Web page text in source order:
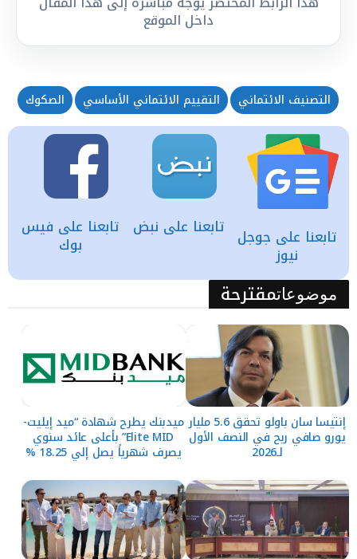
داخل الموقع
التصنيف الائتماني التقييم الائتماني الأساسي الصكوك
تابعنا على فيس
بوك
تابعنا على نبض تابعنا على جوجل
نيوز
موضوعاتمقترحة
إنتيسا سان باولو تحقق 5.6 مليار
يورو صافي ربح في النصف الأول
لـ2026
ميدبنك يطرح شهادة “ميد إيليت-
Elite MID” بأعلى عائد سنوي
يصرف شهرياً يصل إلي 18.25 %